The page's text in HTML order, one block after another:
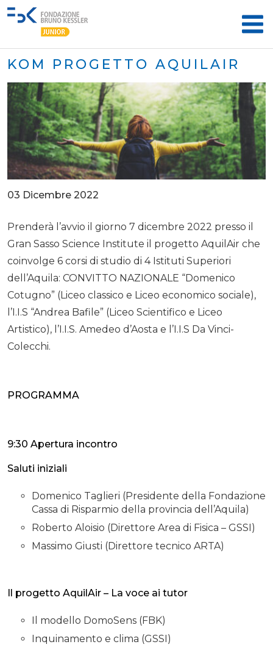
KOM PROGETTO AQUILAIR
03 Dicembre 2022
Prenderà l’avvio il giorno 7 dicembre 2022 presso il
Gran Sasso Science Institute il progetto AquilAir che
coinvolge 6 corsi di studio di 4 Istituti Superiori
dell’Aquila: CONVITTO NAZIONALE “Domenico
Cotugno” (Liceo classico e Liceo economico sociale),
l’I.I.S “Andrea Bafile” (Liceo Scientifico e Liceo
Artistico), l’I.I.S. Amedeo d’Aosta e l’I.I.S Da Vinci-
Colecchi.
PROGRAMMA
9:30 Apertura incontro
Saluti iniziali
Domenico Taglieri (Presidente della Fondazione
Cassa di Risparmio della provincia dell’Aquila)
Roberto Aloisio (Direttore Area di Fisica – GSSI)
Massimo Giusti (Direttore tecnico ARTA)
Il progetto AquilAir – La voce ai tutor
Il modello DomoSens (FBK)
Inquinamento e clima (GSSI)